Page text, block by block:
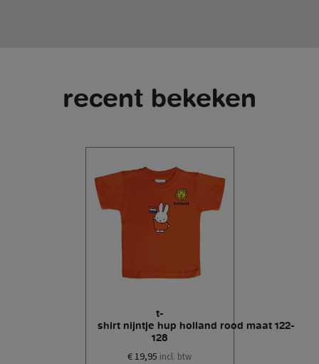
recent bekeken
t-
shirt nijntje hup holland rood maat 122-
128
€ 19,95 incl. btw